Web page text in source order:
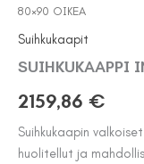
80×90 OIKEA
Suihkukaapit
SUIHKUKAAPPI
2159,86 €
Suihkukaapin
huolitellut ja